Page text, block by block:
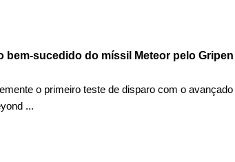
bem-sucedido do míssil Meteor pelo Gripen
o primeiro teste de disparo com o avançado
...